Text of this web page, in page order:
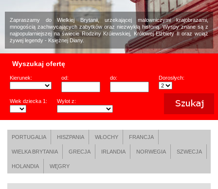
Zapraszamy do Wielkiej Brytanii, urzekającej malowniczymi krajobrazami,
mnogością zachwycających zabytków oraz niezwykłą historią. Wyspy znane są z
najpopularniejszej na świecie Rodziny Królewskiej, Królowej Elżbiety II oraz wciąż
żywej legendy - Księżnej Diany.
Wyszukaj ofertę
Kierunek: od: do: Dorosłych:
Wiek dziecka 1: Wylot z:
PORTUGALIA HISZPANIA WŁOCHY FRANCJA
WIELKA BRYTANIA GRECJA IRLANDIA NORWEGIA SZWECJA
HOLANDIA WĘGRY